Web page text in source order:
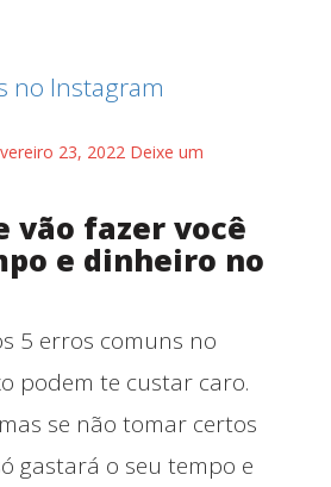
Início
23, 2022 Deixe um
vão fazer você
e dinheiro no
5 erros comuns no
podem te custar caro.
se não tomar certos
gastará o seu tempo e